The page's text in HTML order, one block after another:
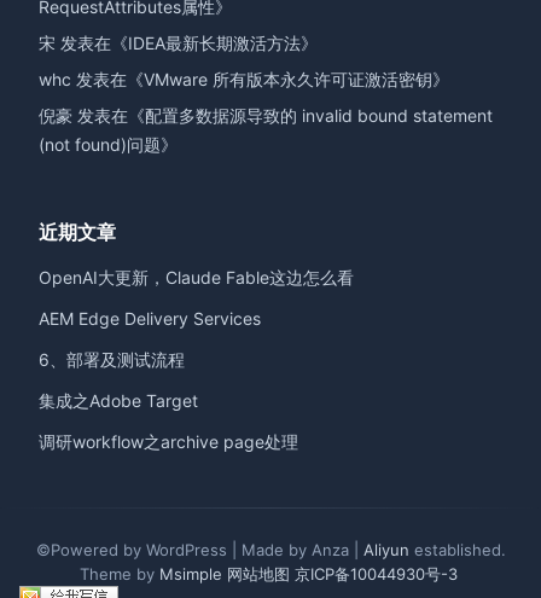
RequestAttributes属性》
宋 发表在《IDEA最新长期激活方法》
whc 发表在《VMware 所有版本永久许可证激活密钥》
倪豪 发表在《配置多数据源导致的 invalid bound statement
(not found)问题》
近期文章
OpenAI大更新，Claude Fable这边怎么看
AEM Edge Delivery Services
6、部署及测试流程
集成之Adobe Target
调研workflow之archive page处理
©Powered by WordPress | Made by Anza | Aliyun established.
Theme by Msimple 网站地图 京ICP备10044930号-3